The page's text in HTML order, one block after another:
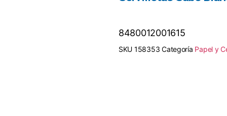
8480012001615
SKU 158353Categoría Papel y